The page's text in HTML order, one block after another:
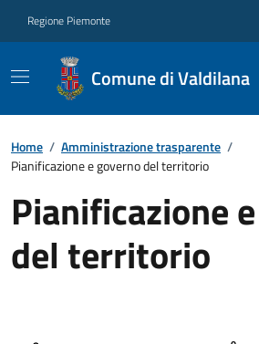
Regione Piemonte
Comune di Valdilana
Home / Amministrazione trasparente /
Pianificazione e governo del territorio
Pianificazione
del territorio